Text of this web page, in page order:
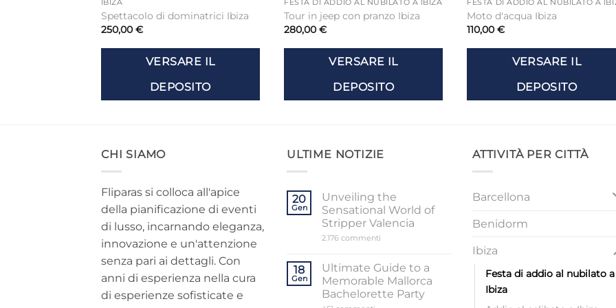
IBIZA
Spettacolo di dominatrici Ibiza
250,00€
VERSARE IL
DEPOSITO
FESTA DI ADDIO AL NUBILATO A IBIZA
Tour in jeep con pranzo Ibiza
280,00€
VERSARE IL
DEPOSITO
FESTA DI ADDIO AL NUBILATO A
Moto d'acqua Ibiza
110,00€
VERSARE IL
DEPOSITO
CHI SIAMO
Fliparas si colloca all'apice
della pianificazione di eventi
di lusso, incarnando eleganza,
innovazione e un'attenzione
senza pari ai dettagli. Con
anni di esperienza nella cura
di esperienze sofisticate e
ULTIME NOTIZIE
20
Gen
Unveiling the
Sensational World of
Stripper Valencia
2.176 commenti
Sensational
World
of
Stripper
Valencia
18
Gen
Ultimate Guide to a
Memorable Mallorca
Bachelorette Party
ATTIVITÀ PER CITTÀ
Barcellona
Benidorm
Ibiza
Festa di addio al nubilato a
Ibiza